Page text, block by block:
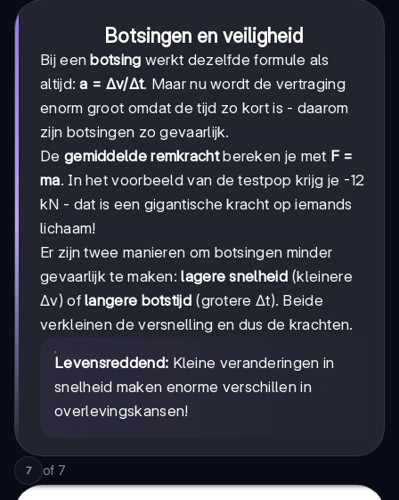
Botsingen en veiligheid
Bij een botsing werkt dezelfde formule als
altijd:a = Δv/Δt. Maar nu wordt de vertraging
enorm groot omdat de tijd zo kort is - daarom
zijn botsingen zo gevaarlijk.
De gemiddelde remkrachtbereken je met F =
ma. In het voorbeeld van de testpop krijg je -12
kN - dat is een gigantische kracht op iemands
lichaam!
Er zijn twee manieren om botsingen minder
gevaarlijk te maken:lagere snelheid(kleinere
Δv) oflangere botstijd(grotere Δt). Beide
verkleinen de versnelling en dus de krachten.
Levensreddend: Kleine veranderingen in
snelheid maken enorme verschillen in
overlevingskansen!
7 of 7